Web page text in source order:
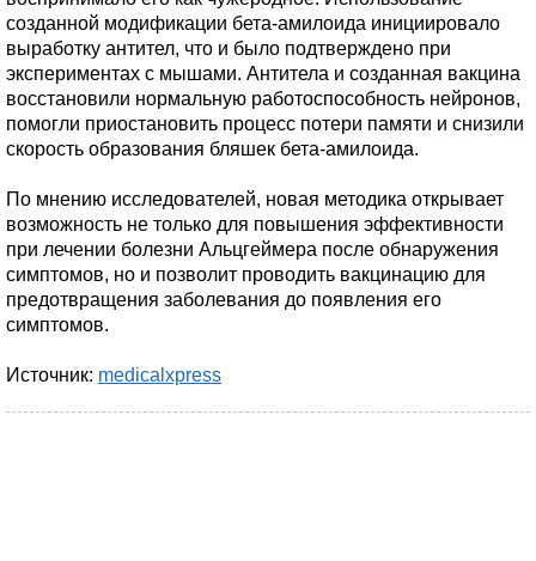
созданной модификации бета-амилоида инициировало
выработку антител, что и было подтверждено при
экспериментах с мышами. Антитела и созданная вакцина
восстановили нормальную работоспособность нейронов,
помогли приостановить процесс потери памяти и снизили
скорость образования бляшек бета-амилоида.
По мнению исследователей, новая методика открывает
возможность не только для повышения эффективности
при лечении болезни Альцгеймера после обнаружения
симптомов, но и позволит проводить вакцинацию для
предотвращения заболевания до появления его
симптомов.
Источник: medicalxpress